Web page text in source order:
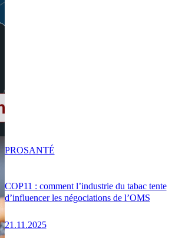
COP11 : comment l’industrie du tabac tente
d’influencer les négociations de l’OMS
21.11.2025
PROSANTÉ